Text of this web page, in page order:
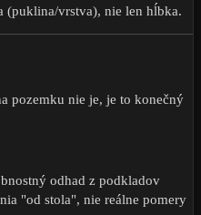
(puklina/vrstva), nie len hĺbka.
pozemku nie je, je to konečný
odhad z podkladov
"od stola", nie reálne pomery